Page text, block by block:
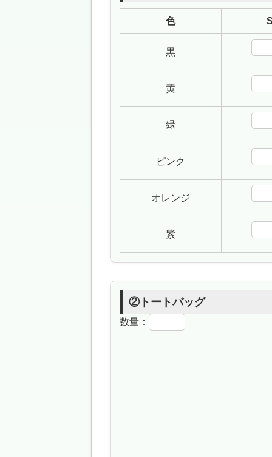
色
黒
黄
緑
ピンク
オレンジ
紫
②トートバッグ
数量：